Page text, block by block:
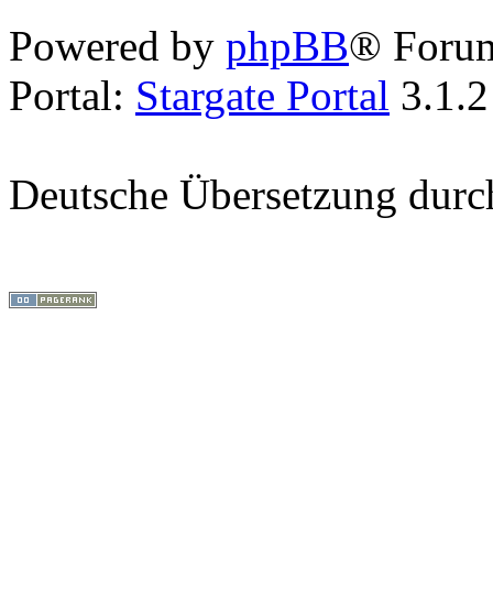
Powered by phpBB®
Portal: Stargate Portal
Deutsche Übersetzung